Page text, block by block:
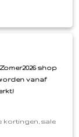
shop
vanaf
kortingen, sale